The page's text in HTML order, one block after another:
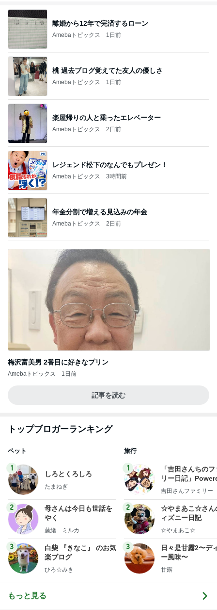
離婚から12年で完済するローン
Amebaトピックス 1日前
桃 過去ブログ覚えてた友人の優しさ
Amebaトピックス 1日前
楽屋帰りの人と乗ったエレベーター
Amebaトピックス 2日前
レジェンド松下のなんでもプレゼン！
Amebaトピックス 3時間前
年金分割で増える見込みの年金
Amebaトピックス 2日前
梅沢富美男 2番目に好きなプリン
Amebaトピックス 1日前
記事を読む
トップブロガーランキング
ペット
1
しろとくろしろ
たまねぎ
2
母さんは今日も世話を
やく
藤緒 ミルカ
3
白柴 『きなこ』 のお気
楽ブログ
ひろ☆みき
旅行
1
「吉田さんちの
リー日記」
y Ameba 吉田さ
ログ
吉田さんファミリー
2
☆やまあこ☆さん
ィズニー日記
☆やまあこ☆
3
日々是甘露2〜デ
ー風味〜
甘露
もっと見る